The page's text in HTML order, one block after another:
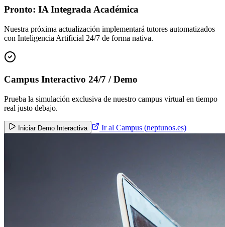
Pronto: IA Integrada Académica
Nuestra próxima actualización implementará tutores automatizados
con Inteligencia Artificial 24/7 de forma nativa.
Campus Interactivo 24/7 / Demo
Prueba la simulación exclusiva de nuestro campus virtual en tiempo
real justo debajo.
Iniciar Demo Interactiva Ir al Campus (neptunos.es)